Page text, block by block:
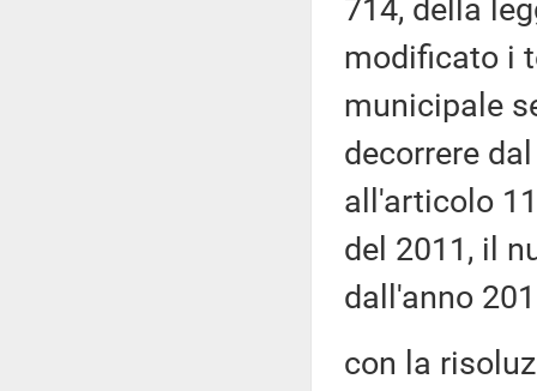
714, della
modificato i
municipale
decorrere
all'articolo
del 2011, il
dall'anno
con la